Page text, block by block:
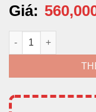
Giá:
Bộ Trà Báo Xuân